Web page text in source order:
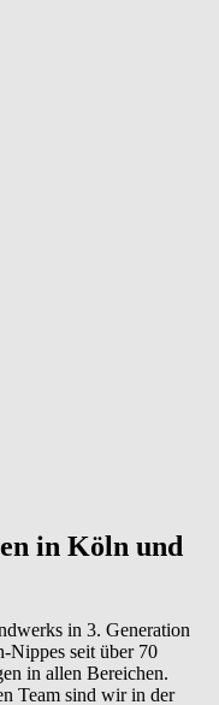
in Köln und
in 3. Generation
Nippes seit über 70
in allen Bereichen.
Team sind wir in der